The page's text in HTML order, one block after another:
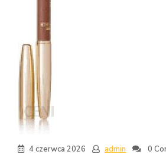
4 czerwca 2026 admin 0